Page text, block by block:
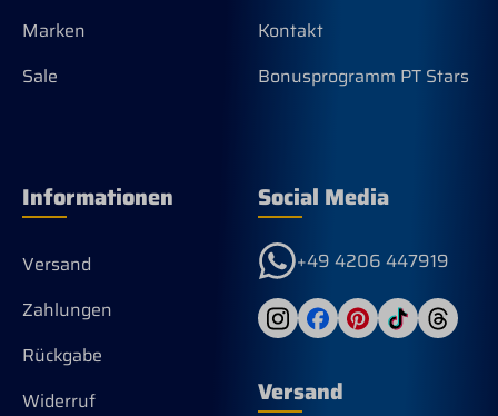
Marken
Sale
Kontakt
Bonusprogramm PT Stars
Informationen
Versand
Zahlungen
Rückgabe
Widerruf
Social Media
+49 4206 447919
Versand